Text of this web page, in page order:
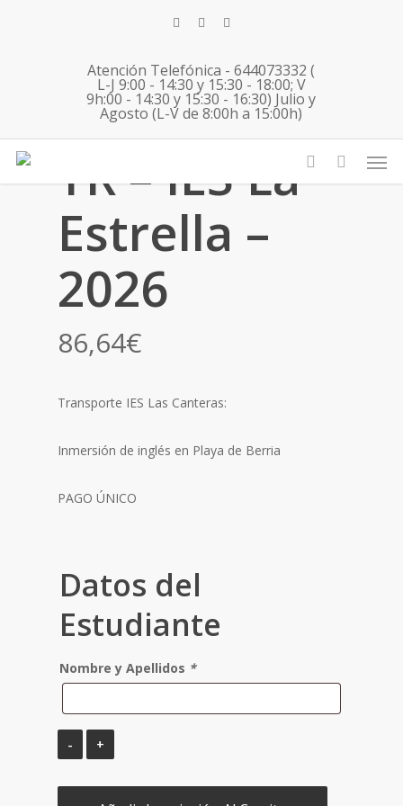
twitterfacebookinstagram
Atención Telefónica - 644073332 (
L-J 9:00 - 14:30 y 15:30 - 18:00; V
9h:00 - 14:30 y 15:30 - 16:30) Julio y
Agosto (L-V de 8:00h a 15:00h)
account
TR – IES La
Estrella –
2026
86,64€
Transporte IES Las Canteras:
Inmersión de inglés en Playa de Berria
PAGO ÚNICO
Datos del
Estudiante
Nombre y Apellidos *